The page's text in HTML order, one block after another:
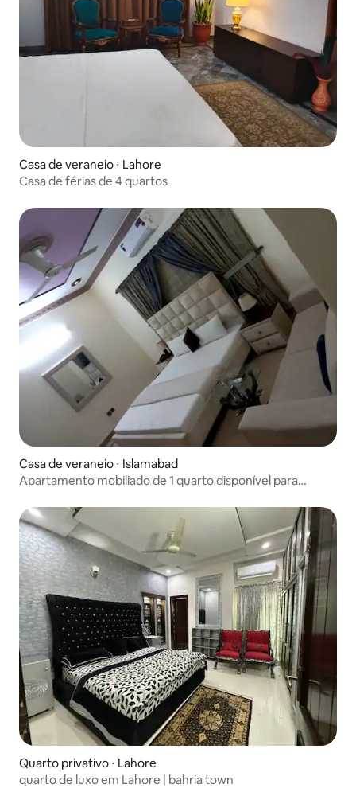
Casa de veraneio ⋅ Lahore
Casa de férias de 4 quartos
Casa de veraneio ⋅ Islamabad
Apartamento mobiliado de 1 quarto disponível para
Quarto privativo ⋅ Lahore
quarto de luxo em Lahore | bahria town